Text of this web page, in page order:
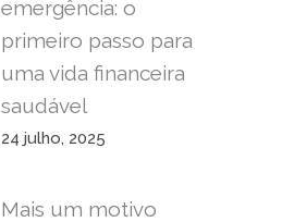
emergência: o
primeiro passo para
uma vida financeira
saudável
24 julho, 2025
Mais um motivo